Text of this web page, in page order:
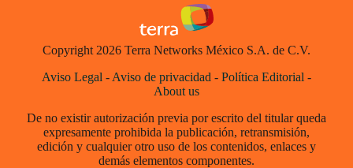
Copyright 2026 Terra Networks México S.A. de C.V.
Aviso Legal - Aviso de privacidad - Política Editorial -
About us
De no existir autorización previa por escrito del titular queda
expresamente prohibida la publicación, retransmisión,
edición y cualquier otro uso de los contenidos, enlaces y
demás elementos componentes.